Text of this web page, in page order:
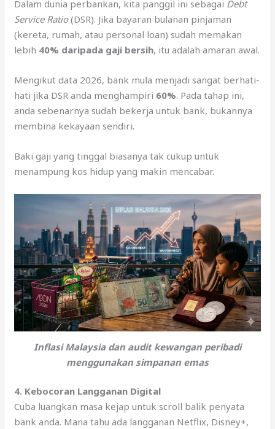
Dalam dunia perbankan, kita panggil ini sebagai Debt
Service Ratio(DSR). Jika bayaran bulanan pinjaman
(kereta, rumah, atau personal loan) sudah memakan
lebih 40% daripada gaji bersih, itu adalah amaran awal.
Mengikut data 2026, bank mula menjadi sangat berhati-
hati jika DSR anda menghampiri 60%. Pada tahap ini,
anda sebenarnya sudah bekerja untuk bank, bukannya
membina kekayaan sendiri.
Baki gaji yang tinggal biasanya tak cukup untuk
menampung kos hidup yang makin mencabar.
Inflasi Malaysia dan audit kewangan peribadi
menggunakan simpanan emas
4. Kebocoran Langganan Digital
Cuba luangkan masa kejap untuk scroll balik penyata
bank anda. Mana tahu ada langganan Netflix, Disney+,